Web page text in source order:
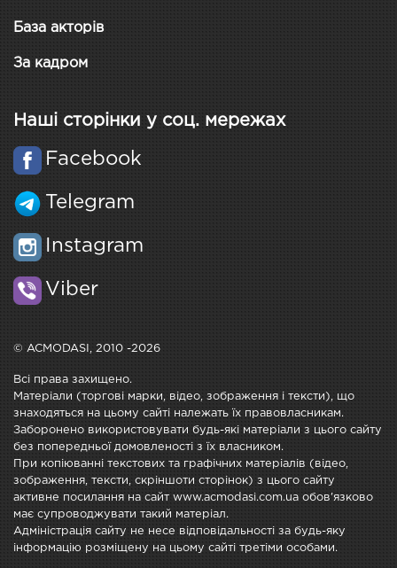
База акторів
За кадром
Наші сторінки у соц. мережах
Facebook
Telegram
Instagram
Viber
© ACMODASI, 2010 -2026
Всі права захищено.
Матеріали (торгові марки, відео, зображення і тексти), що
знаходяться на цьому сайті належать їх правовласникам.
Заборонено використовувати будь-які матеріали з цього сайту
без попередньої домовленості з їх власником.
При копіюванні текстових та графічних матеріалів (відео,
зображення, тексти, скріншоти сторінок) з цього сайту
активне посилання на сайт www.acmodasi.com.ua обов'язково
має супроводжувати такий матеріал.
Адміністрація сайту не несе відповідальності за будь-яку
інформацію розміщену на цьому сайті третіми особами.